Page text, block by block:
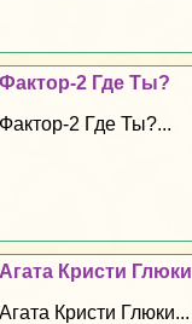
Фактор-2 Где Ты?
Фактор-2 Где Ты?...
Агата Кристи Глюки
Агата Кристи Глюки...